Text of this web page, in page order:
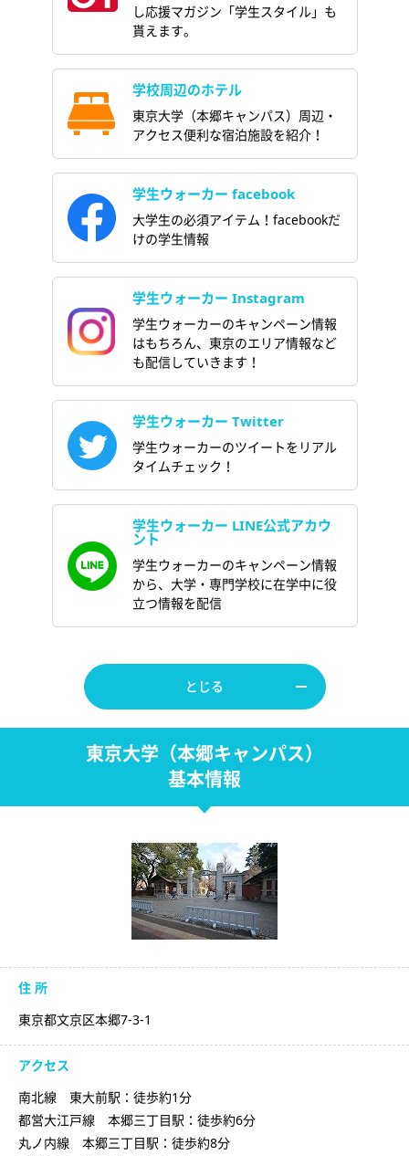
し応援マガジン「学生スタイル」も
貰えます。
学校周辺のホテル
東京大学（本郷キャンパス）周辺・
アクセス便利な宿泊施設を紹介！
学生ウォーカー facebook
大学生の必須アイテム！facebookだ
けの学生情報
学生ウォーカー Instagram
学生ウォーカーのキャンペーン情報
はもちろん、東京のエリア情報など
も配信していきます！
学生ウォーカー Twitter
学生ウォーカーのツイートをリアル
タイムチェック！
学生ウォーカー LINE公式アカウ
ント
学生ウォーカーのキャンペーン情報
から、大学・専門学校に在学中に役
立つ情報を配信
とじる
東京大学（本郷キャンパス）
基本情報
住 所
東京都文京区本郷7-3-1
アクセス
南北線 東大前駅：徒歩約1分
都営大江戸線 本郷三丁目駅：徒歩約6分
丸ノ内線 本郷三丁目駅：徒歩約8分